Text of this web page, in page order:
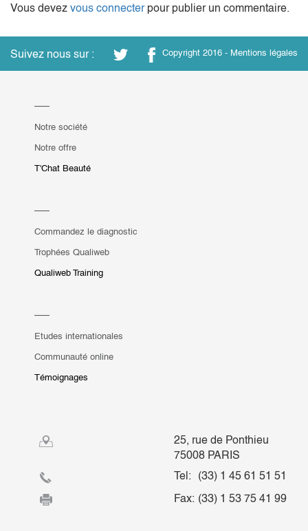
Vous devez vous connecterpour publier un commentaire.
Suivez nous sur : Copyright 2016 - Mentions légales
Notre société
Notre offre
T'Chat Beauté
Commandez le diagnostic
Trophées Qualiweb
Qualiweb Training
Etudes internationales
Communauté online
Témoignages
25, rue de Ponthieu
75008 PARIS
Tel:
(33) 1 45 61 51 51
Fax: (33) 1 53 75 41 99